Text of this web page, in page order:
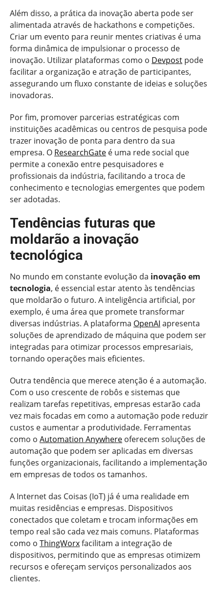
Além disso, a prática da inovação aberta pode ser
alimentada através de hackathons e competições.
Criar um evento para reunir mentes criativas é uma
forma dinâmica de impulsionar o processo de
inovação. Utilizar plataformas como o Devpost pode
facilitar a organização e atração de participantes,
assegurando um fluxo constante de ideias e soluções
inovadoras.
Por fim, promover parcerias estratégicas com
instituições acadêmicas ou centros de pesquisa pode
trazer inovação de ponta para dentro da sua
empresa. O ResearchGate é uma rede social que
permite a conexão entre pesquisadores e
profissionais da indústria, facilitando a troca de
conhecimento e tecnologias emergentes que podem
ser adotadas.
Tendências futuras que
moldarão a inovação
tecnológica
No mundo em constante evolução da inovação em
tecnologia, é essencial estar atento às tendências
que moldarão o futuro. A inteligência artificial, por
exemplo, é uma área que promete transformar
diversas indústrias. A plataforma OpenAI apresenta
soluções de aprendizado de máquina que podem ser
integradas para otimizar processos empresariais,
tornando operações mais eficientes.
Outra tendência que merece atenção é a automação.
Com o uso crescente de robôs e sistemas que
realizam tarefas repetitivas, empresas estarão cada
vez mais focadas em como a automação pode reduzir
custos e aumentar a produtividade. Ferramentas
como o Automation Anywhere oferecem soluções de
automação que podem ser aplicadas em diversas
funções organizacionais, facilitando a implementação
em empresas de todos os tamanhos.
A Internet das Coisas (IoT) já é uma realidade em
muitas residências e empresas. Dispositivos
conectados que coletam e trocam informações em
tempo real são cada vez mais comuns. Plataformas
como o ThingWorxfacilitam a integração de
dispositivos, permitindo que as empresas otimizem
recursos e ofereçam serviços personalizados aos
clientes.